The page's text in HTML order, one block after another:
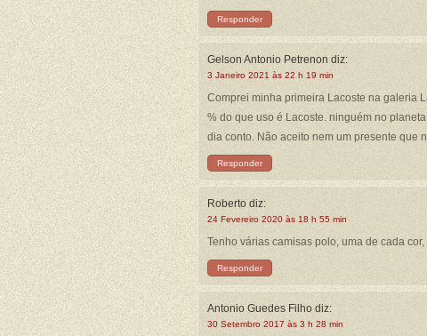
Responder
Gelson Antonio Petrenon diz:
3 Janeiro 2021 às 22 h 19 min
Comprei minha primeira Lacoste na galeria
% do que uso é Lacoste. ninguém no
dia conto. Não aceito nem um presente que
Responder
Roberto diz:
24 Fevereiro 2020 às 18 h 55 min
Tenho várias camisas polo, uma de cada
Responder
Antonio Guedes Filho diz:
30 Setembro 2017 às 3 h 28 min